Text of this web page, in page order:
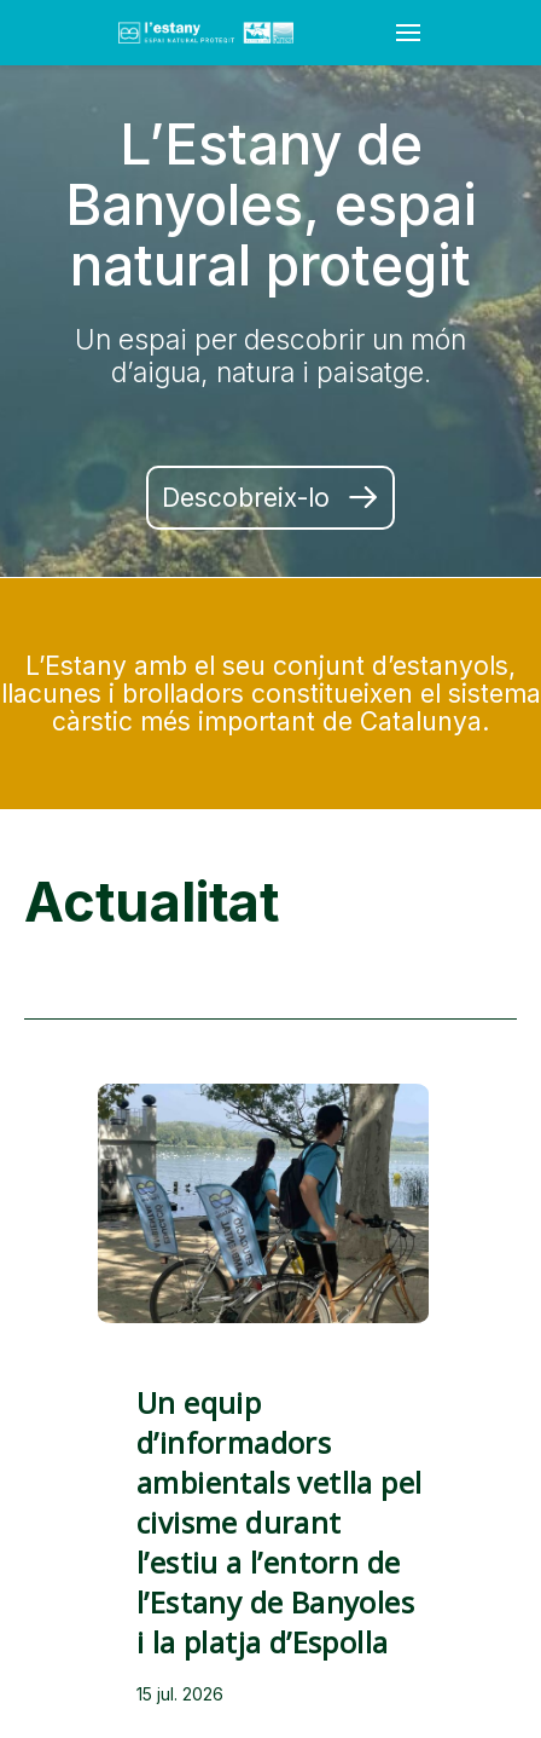
L’Estany de
Banyoles, espai
natural protegit
Un espai per descobrir un món
d’aigua, natura i paisatge.
Descobreix-lo
L’Estany amb el seu conjunt d’estanyols,
llacunes i brolladors constitueixen el sistema
càrstic més important de Catalunya.
Actualitat
Un equip
d’informadors
ambientals vetlla pel
civisme durant
l’estiu a l’entorn de
l’Estany de Banyoles
i la platja d’Espolla
15 jul. 2026